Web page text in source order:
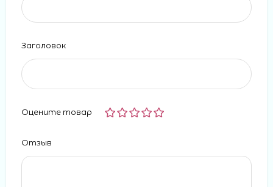
Заголовок
Оцените товар
Отзыв